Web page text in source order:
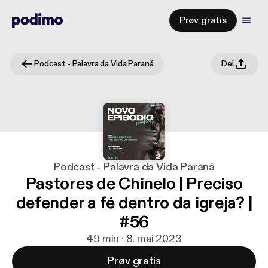
Prøv gratis
Podcast - Palavra da Vida Paraná Del
Podcast - Palavra da Vida Paraná
Pastores de Chinelo | Preciso
defender a fé dentro da igreja? |
#56
49 min · 8. mai 2023
Prøv gratis